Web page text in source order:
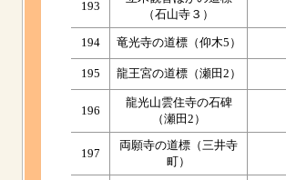
193
（石山寺３）
194 竜光寺の道標（仰木5）
195 龍王宮の道標（瀬田2）
196
龍光山雲住寺の石碑
（瀬田2）
197
両願寺の道標（三井寺
町）